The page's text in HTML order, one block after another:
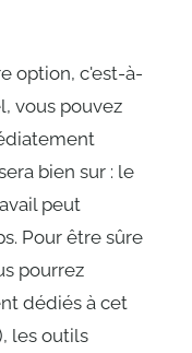
option, c'est-à-
vous pouvez
bien sur : le
peut
Pour être sûre
pourrez
dédiés à cet
les outils